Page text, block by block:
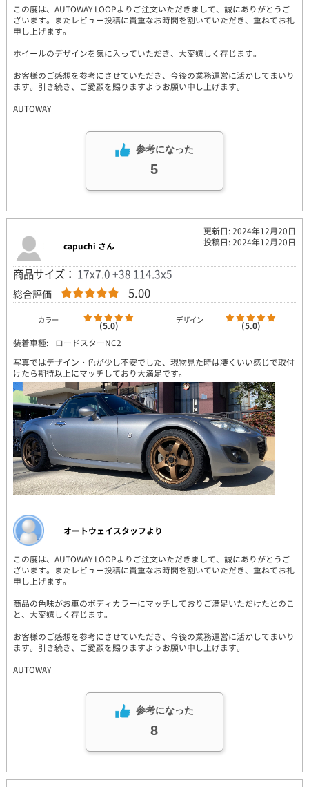
この度は、AUTOWAY LOOPよりご注文いただきまして、誠にありがとうご
ざいます。またレビュー投稿に貴重なお時間を割いていただき、重ねてお礼
申し上げます。
ホイールのデザインを気に入っていただき、大変嬉しく存じます。
お客様のご感想を参考にさせていただき、今後の業務運営に活かしてまいり
ます。引き続き、ご愛顧を賜りますようお願い申し上げます。
AUTOWAY
参考になった
5
更新日: 2024年12月20日
投稿日: 2024年12月20日
capuchi さん
商品サイズ： 17x7.0 +38 114.3x5
総合評価 5.00
カラー (5.0) デザイン
(5.0)
装着車種:
ロードスターNC2
写真ではデザイン・色が少し不安でした、現物見た時は凄くいい感じで取付
けたら期待以上にマッチしており大満足です。
オートウェイスタッフより
この度は、AUTOWAY LOOPよりご注文いただきまして、誠にありがとうご
ざいます。またレビュー投稿に貴重なお時間を割いていただき、重ねてお礼
申し上げます。
商品の色味がお車のボディカラーにマッチしておりご満足いただけたとのこ
と、大変嬉しく存じます。
お客様のご感想を参考にさせていただき、今後の業務運営に活かしてまいり
ます。引き続き、ご愛顧を賜りますようお願い申し上げます。
AUTOWAY
参考になった
8